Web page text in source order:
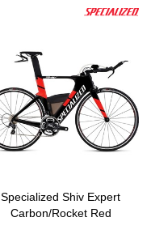
Specialized Shiv Expert
Carbon/Rocket Red